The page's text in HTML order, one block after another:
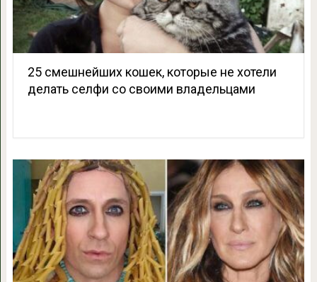
25 смешнейших кошек, которые не хотели
делать селфи со своими владельцами